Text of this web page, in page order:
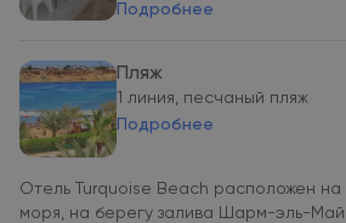
Подробнее
Пляж
1 линия, песчаный пляж
Подробнее
Отель Turquoise Beach расположен
моря, на берегу залива Шарм-эль-